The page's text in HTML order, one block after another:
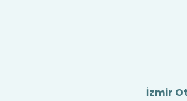
İzmir